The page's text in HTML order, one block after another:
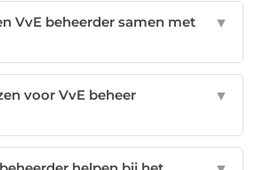
VvE beheerder samen met
▼
voor VvE beheer
▼